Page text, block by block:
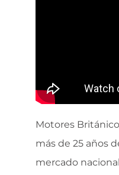
Motores
más de 25 años
mercado